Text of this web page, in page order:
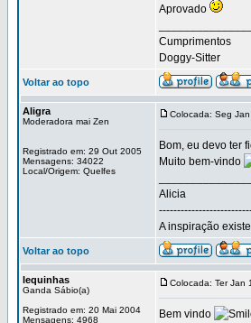
Aprovado
Cumprimentos
Doggy-Sitter
Voltar ao topo
Aligra
Moderadora mai Zen
Registrado em: 29 Out 2005
Mensagens: 34022
Local/Origem: Quelfes
Colocada: Seg
Bom, eu devo ter
Muito bem-vindo
Alicia
A inspiração
Voltar ao topo
lequinhas
Ganda Sábio(a)
Registrado em: 20 Mai 2004
Mensagens: 4968
Colocada: Ter Jan
Bem vindo